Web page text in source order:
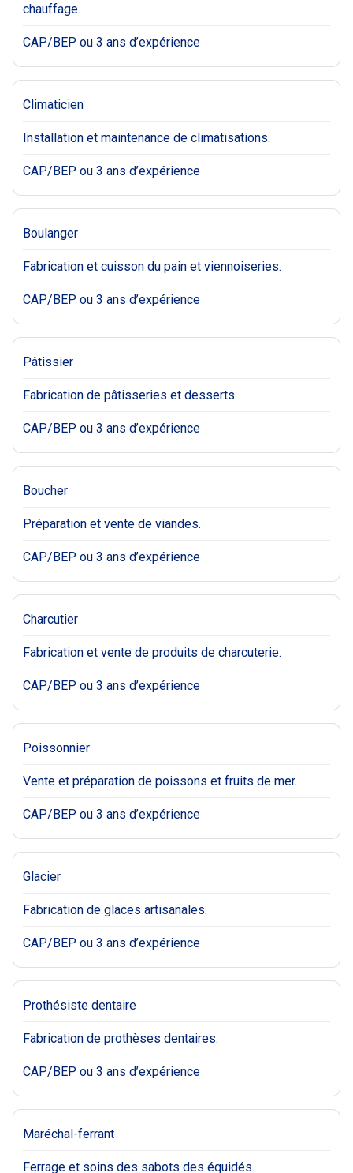
chauffage.
CAP/BEP ou 3 ans d’expérience
Climaticien
Installation et maintenance de climatisations.
CAP/BEP ou 3 ans d’expérience
Boulanger
Fabrication et cuisson du pain et viennoiseries.
CAP/BEP ou 3 ans d’expérience
Pâtissier
Fabrication de pâtisseries et desserts.
CAP/BEP ou 3 ans d’expérience
Boucher
Préparation et vente de viandes.
CAP/BEP ou 3 ans d’expérience
Charcutier
Fabrication et vente de produits de charcuterie.
CAP/BEP ou 3 ans d’expérience
Poissonnier
Vente et préparation de poissons et fruits de mer.
CAP/BEP ou 3 ans d’expérience
Glacier
Fabrication de glaces artisanales.
CAP/BEP ou 3 ans d’expérience
Prothésiste dentaire
Fabrication de prothèses dentaires.
CAP/BEP ou 3 ans d’expérience
Maréchal-ferrant
Ferrage et soins des sabots des équidés.